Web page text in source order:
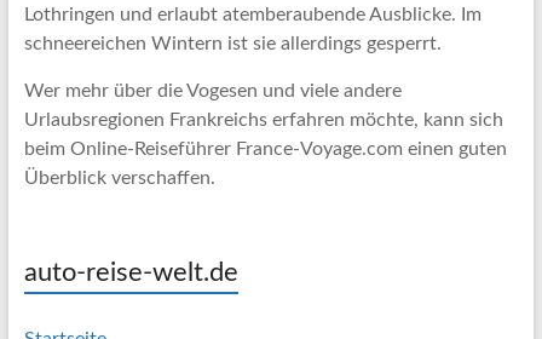
Lothringen und erlaubt atemberaubende Ausblicke. Im
schneereichen Wintern ist sie allerdings gesperrt.
Wer mehr über die Vogesen und viele andere
Urlaubsregionen Frankreichs erfahren möchte, kann sich
beim Online-Reiseführer France-Voyage.com einen guten
Überblick verschaffen.
auto-reise-welt.de